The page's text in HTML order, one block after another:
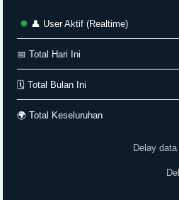
👤 User Aktif (Realtime)
📅 Total Hari Ini
🗓️ Total Bulan Ini
🌍 Total Keseluruhan
Delay